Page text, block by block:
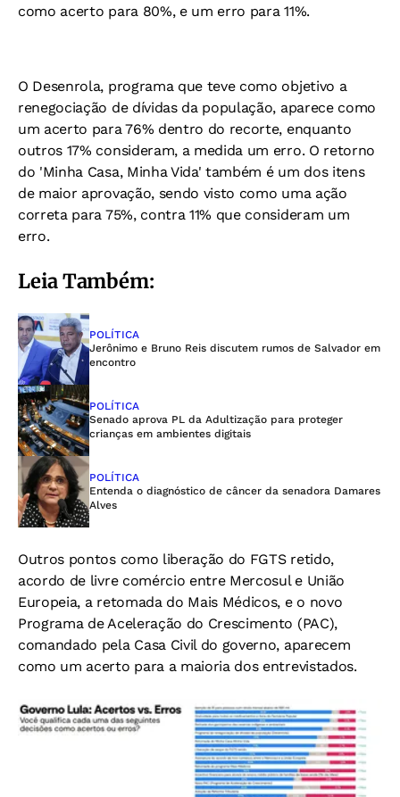
como acerto para 80%, e um erro para 11%.
O Desenrola, programa que teve como objetivo a
renegociação de dívidas da população, aparece como
um acerto para 76% dentro do recorte, enquanto
outros 17% consideram, a medida um erro. O retorno
do 'Minha Casa, Minha Vida' também é um dos itens
de maior aprovação, sendo visto como uma ação
correta para 75%, contra 11% que consideram um
erro.
Leia Também:
POLÍTICA
Jerônimo e Bruno Reis discutem rumos de Salvador em
encontro
POLÍTICA
Senado aprova PL da Adultização para proteger
crianças em ambientes digitais
POLÍTICA
Entenda o diagnóstico de câncer da senadora Damares
Alves
Outros pontos como liberação do FGTS retido,
acordo de livre comércio entre Mercosul e União
Europeia, a retomada do Mais Médicos, e o novo
Programa de Aceleração do Crescimento (PAC),
comandado pela Casa Civil do governo, aparecem
como um acerto para a maioria dos entrevistados.